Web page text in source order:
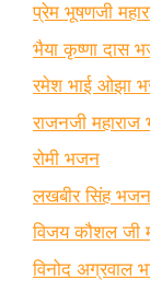
प्रेम भूषणजी
भैया कृष्णा दास
रमेश भाई ओझा
राजनजी
रोमी भजन
लखबीर सिंह भजन
विजय कौशल जी
विनोद अग्रवाल